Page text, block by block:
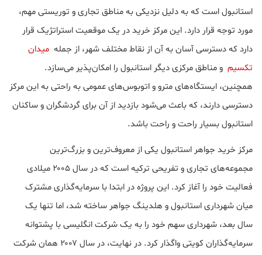
استانبول است که به دلیل نزدیکی به مناطق تجاری و توریستی مهم،
مورد توجه قرار دارد. این مرکز خرید در یک موقعیت استراتژیک قرار
دارد که دسترسی آسان به آن از نقاط مختلف شهر، از جمله میدان
تکسیم و مناطق مرکزی دیگر استانبول را امکان‌پذیر می‌سازد.
همچنین، ایستگاه‌های مترو و اتوبوس‌های عمومی به راحتی به این مرکز
دسترسی دارند، که باعث می‌شود بازدید از آن برای گردشگران و ساکنان
استانبول بسیار راحت و راحت باشد.
مرکز خرید جواهر استانبول یکی از معروف‌ترین و بزرگ‌ترین
مجموعه‌های تجاری و تفریحی ترکیه است که در سال ۲۰۰۵ میلادی
فعالیت خود را آغاز کرد. این پروژه در ابتدا با سرمایه‌گذاری مشترک
میان شهرداری استانبول و هلدینگ جواهر ساخته شد، اما تنها یک
سال بعد، شهرداری سهم خود را به یک شرکت انگلیسی با پشتوانه
سرمایه‌گذاران کویتی واگذار کرد. در نهایت، در سال ۲۰۰۷ همان شرکت